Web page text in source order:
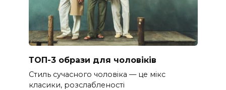
ТОП-3 образи для чоловіків
Стиль сучасного чоловіка — це мікс
класики, розслабленості